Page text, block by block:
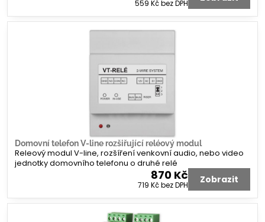
559 Kčbez DPH
Domovní telefon V-line rozšiřující reléový modul
Releový modul V-line, rozšíření venkovní audio, nebo video
jednotky domovního telefonu o druhé relé
870 Kč
719 Kčbez DPH Zobrazit